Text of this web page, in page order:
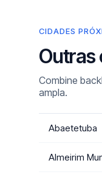
CIDADES
Outras
Combine
ampla.
Abaetetuba
Almeirim